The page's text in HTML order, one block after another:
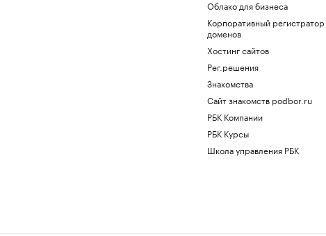
Облако для бизнеса
Корпоративный регистратор
доменов
Хостинг сайтов
Рег.решения
Знакомства
Сайт знакомств podbor.ru
РБК Компании
РБК Курсы
Школа управления РБК